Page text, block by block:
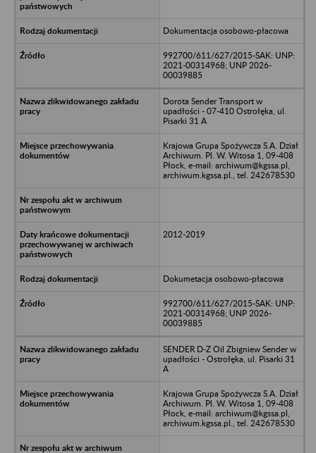
Dokumentacja osobowo-płacowa
992700/611/627/2015-SAK: UNP:
2021-00314968; UNP 2026-
00039885
Dorota Sender Transport w
upadłości - 07-410 Ostrołęka, ul.
Pisarki 31 A
Krajowa Grupa Spożywcza S.A. Dział
Archiwum. Pl. W. Witosa 1, 09-408
Płock, e-mail: archiwum@kgssa.pl,
archiwum.kgssa.pl., tel. 242678530
2012-2019
Dokumetacja osobowo-płacowa
992700/611/627/2015-SAK: UNP:
2021-00314968; UNP 2026-
00039885
SENDER D-Z Oil Zbigniew Sender w
upadłości - Ostrołęka, ul. Pisarki 31
A
Krajowa Grupa Spożywcza S.A. Dział
Archiwum. Pl. W. Witosa 1, 09-408
Płock, e-mail: archiwum@kgssa.pl,
archiwum.kgssa.pl., tel. 242678530